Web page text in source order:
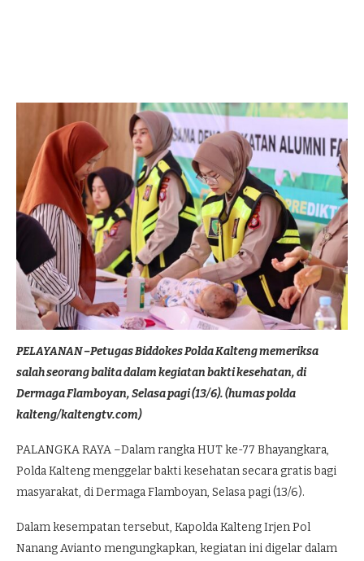
PELAYANAN –Petugas Biddokes Polda Kalteng memeriksa
salah seorang balita dalam kegiatan bakti kesehatan, di
Dermaga Flamboyan, Selasa pagi (13/6). (humas polda
kalteng/kaltengtv.com)
PALANGKA RAYA –Dalam rangka HUT ke-77 Bhayangkara,
Polda Kalteng menggelar bakti kesehatan secara gratis bagi
masyarakat, di Dermaga Flamboyan, Selasa pagi (13/6).
Dalam kesempatan tersebut, Kapolda Kalteng Irjen Pol
Nanang Avianto mengungkapkan, kegiatan ini digelar dalam